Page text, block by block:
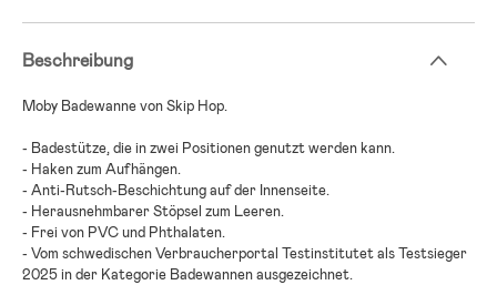
Beschreibung
Moby Badewanne von Skip Hop.
- Badestütze, die in zwei Positionen genutzt werden kann.
- Haken zum Aufhängen.
- Anti-Rutsch-Beschichtung auf der Innenseite.
- Herausnehmbarer Stöpsel zum Leeren.
- Frei von PVC und Phthalaten.
- Vom schwedischen Verbraucherportal Testinstitutet als Testsieger
2025 in der Kategorie Badewannen ausgezeichnet.